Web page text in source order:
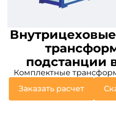
подстанции
Комплектные
Заказать расчет